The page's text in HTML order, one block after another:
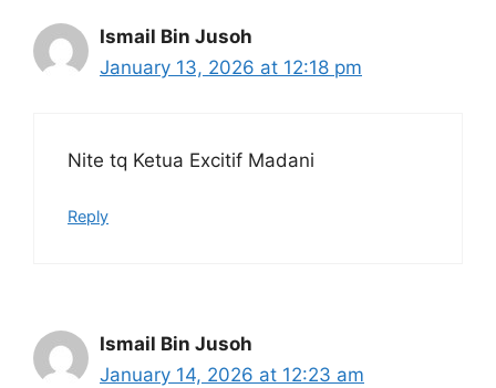
Ismail Bin Jusoh
January 13, 2026 at 12:18 pm
Nite tq Ketua Excitif Madani
Reply
Ismail Bin Jusoh
January 14, 2026 at 12:23 am